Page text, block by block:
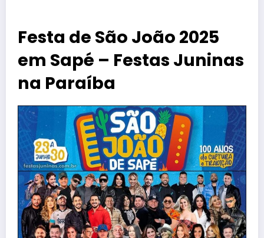
Festa de São João 2025
em Sapé – Festas Juninas
na Paraíba